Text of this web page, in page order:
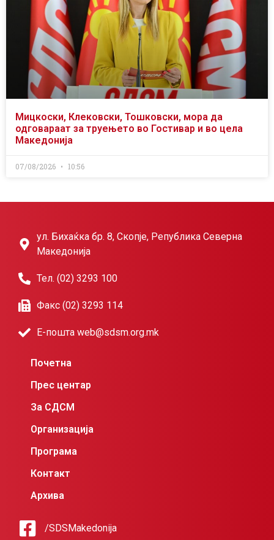
Мицкоски, Клековски, Тошковски, мора да
одговараат за труењето во Гостивар и во цела
Македонија
07/08/2026 10:56
ул. Бихаќка бр. 8, Скопје, Република Северна
Македонија
Тел. (02) 3293 100
Факс (02) 3293 114
Е-пошта web@sdsm.org.mk
Почетна
Прес центар
За СДСМ
Организација
Програма
Контакт
Архива
/SDSMakedonija